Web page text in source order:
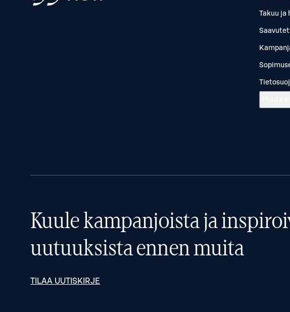
Takuu ja
Kuule kampanjoista ja
uutuuksista ennen muita
TILAA UUTISKIRJE